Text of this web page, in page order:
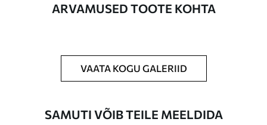
Saadaolevad materjalid
ARVAMUSED TOOTE KOHTA
VAATA KOGU GALERIID
SAMUTI VÕIB TEILE MEELDIDA